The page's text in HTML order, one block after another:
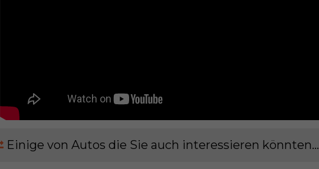
Einige von Autos die Sie auch interessieren könnten...